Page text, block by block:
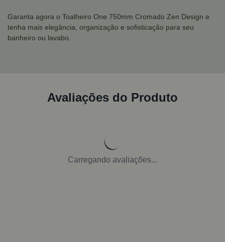
Garanta agora o Toalheiro One 750mm Cromado Zen Design e
tenha mais elegância, organização e sofisticação para seu
banheiro ou lavabo.
Avaliações do Produto
Carregando avaliações...